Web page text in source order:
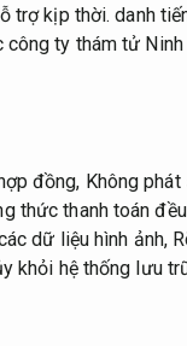
trợ kịp thời. danh
công ty thám tử
đồng, Không phát
thức thanh toán
dữ liệu hình ảnh,
khỏi hệ thống lưu